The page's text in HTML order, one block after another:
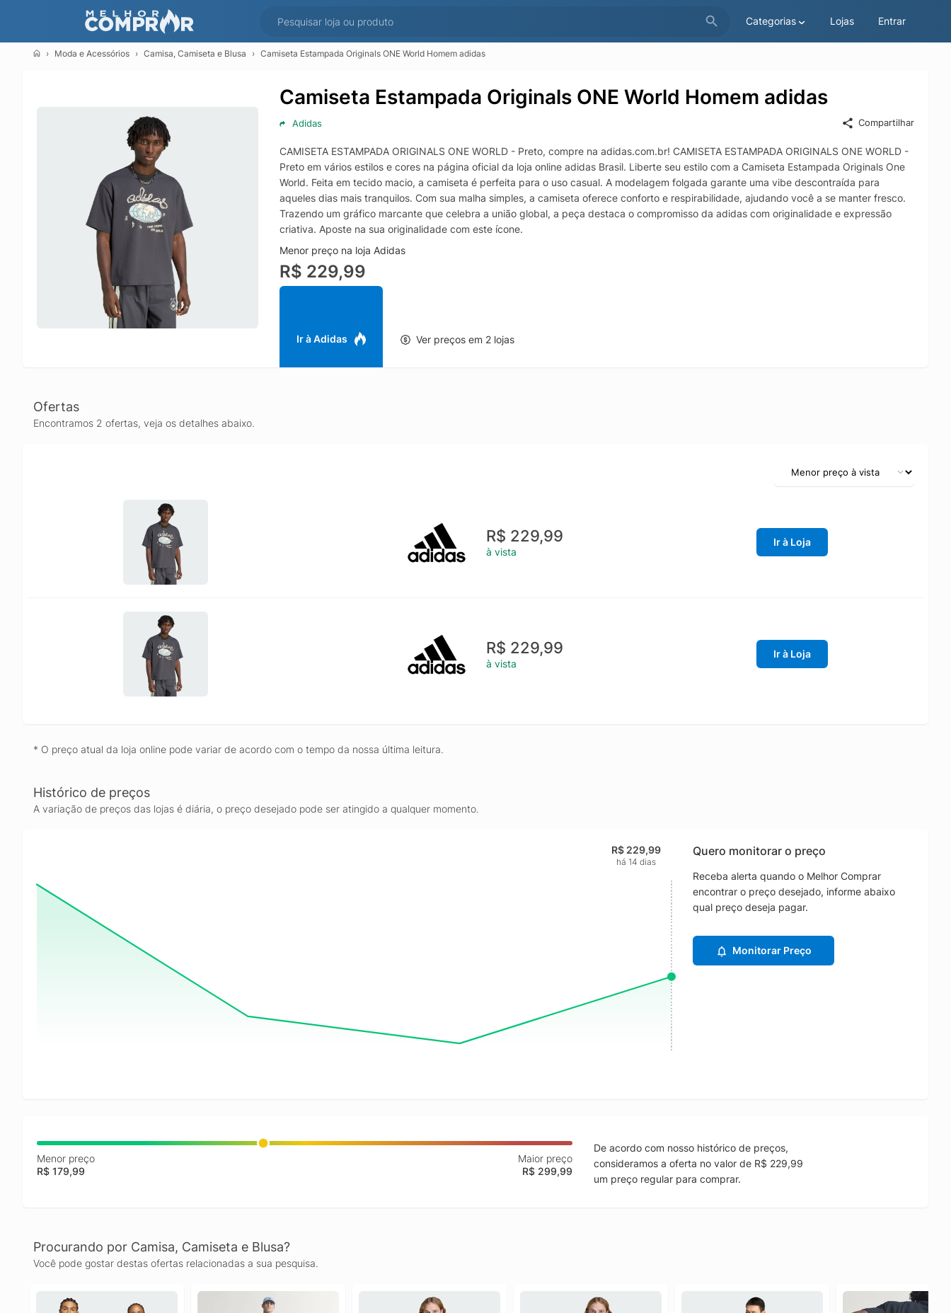
Categorias Lojas Entrar
Moda e Acessórios Camisa, Camiseta e Blusa Camiseta Estampada Originals ONE World Homem adidas
Camiseta Estampada Originals ONE World Homem adidas
Adidas Compartilhar
CAMISETA ESTAMPADA ORIGINALS ONE WORLD - Preto, compre na adidas.com.br! CAMISETA ESTAMPADA ORIGINALS ONE WORLD -
Preto em vários estilos e cores na página oficial da loja online adidas Brasil. Liberte seu estilo com a Camiseta Estampada Originals One
World. Feita em tecido macio, a camiseta é perfeita para o uso casual. A modelagem folgada garante uma vibe descontraída para
aqueles dias mais tranquilos. Com sua malha simples, a camiseta oferece conforto e respirabilidade, ajudando você a se manter fresco.
Trazendo um gráfico marcante que celebra a união global, a peça destaca o compromisso da adidas com originalidade e expressão
criativa. Aposte na sua originalidade com este ícone.
Menor preço na loja Adidas
R$ 229,99
Ir à Adidas Ver preços em 2 lojas
Ofertas
Encontramos 2 ofertas, veja os detalhes abaixo.
R$ 229,99
à vista
Ir à Loja
R$ 229,99
à vista
Ir à Loja
* O preço atual da loja online pode variar de acordo com o tempo da nossa última leitura.
Histórico de preços
A variação de preços das lojas é diária, o preço desejado pode ser atingido a qualquer momento.
R$ 229,99
há 14 dias
Quero monitorar o preço
Receba alerta quando o Melhor Comprar
encontrar o preço desejado, informe abaixo
qual preço deseja pagar.
Monitorar Preço
Menor preço
R$ 179,99
Maior preço
R$ 299,99
De acordo com nosso histórico de preços,
consideramos a oferta no valor de R$ 229,99
um preço regular para comprar.
Procurando por Camisa, Camiseta e Blusa?
Você pode gostar destas ofertas relacionadas a sua pesquisa.